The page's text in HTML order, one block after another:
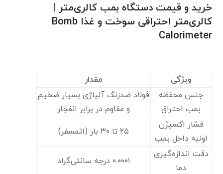
خرید و قیمت دستگاه بمب کالری‌متر |
کالری‌متر احتراقی سوخت و غذا Bomb
Calorimeter
ویژگی
مقدار
جنس محفظه
بمب احتراق
فولاد ضدزنگ آلیاژی بسیار ضخیم
و مقاوم در برابر انفجار
فشار اکسیژن
اولیه داخل بمب
۲۵ تا ۳۰ بار (اتمسفر)
دقت اندازه‌گیری
دما
۰.۰۰۰۱ درجه سانتی‌گراد